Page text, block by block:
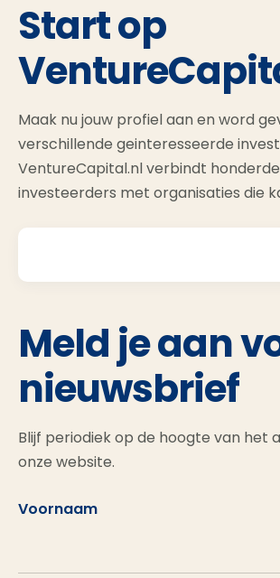
Start op
Maak nu jouw profiel aan en word
verschillende geinteresseerde
VentureCapital.nl verbindt
investeerders met organisaties die
Meld je aan
nieuwsbrief
Blijf periodiek op de hoogte van het
onze website.
Voornaam